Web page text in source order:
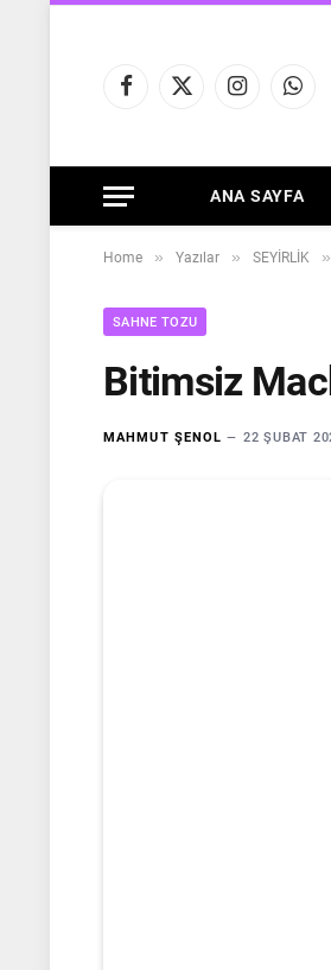
Facebook
X
Instagram
ANA SAYFA
Home » Yazılar » SEYİRLİK »
SAHNE TOZU
Bitimsiz
MAHMUT ŞENOL 22 ŞUBAT